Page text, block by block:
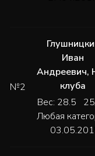
№2
Иван
Андреевич,
клуба
Вес: 28.5
Любая